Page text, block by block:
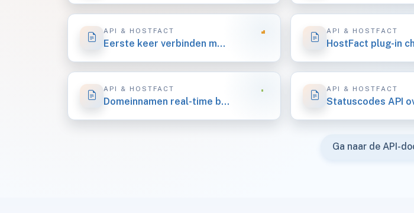
API & HOSTFACT
Eerste keer verbinden met de API
API & HOSTFACT
HostFact plug-in
API & HOSTFACT
Domeinnamen real-time bestellen via de API
API & HOSTFACT
Statuscodes API
Ga naar de API-